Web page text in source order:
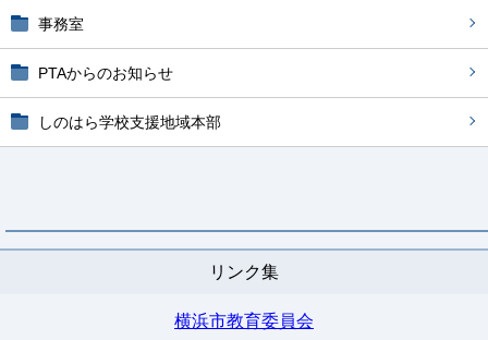
事務室
PTAからのお知らせ
しのはら学校支援地域本部
リンク集
横浜市教育委員会